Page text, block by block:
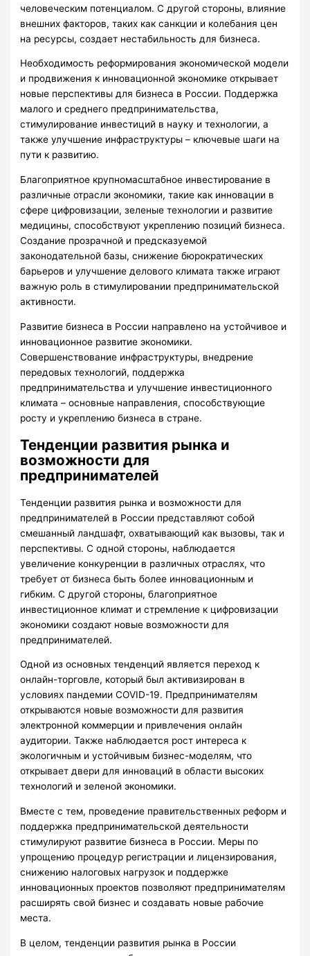
человеческим потенциалом. С другой стороны, влияние
внешних факторов, таких как санкции и колебания цен
на ресурсы, создает нестабильность для бизнеса.
Необходимость реформирования экономической модели
и продвижения к инновационной экономике открывает
новые перспективы для бизнеса в России. Поддержка
малого и среднего предпринимательства,
стимулирование инвестиций в науку и технологии, а
также улучшение инфраструктуры – ключевые шаги на
пути к развитию.
Благоприятное крупномасштабное инвестирование в
различные отрасли экономики, такие как инновации в
сфере цифровизации, зеленые технологии и развитие
медицины, способствуют укреплению позиций бизнеса.
Создание прозрачной и предсказуемой
законодательной базы, снижение бюрократических
барьеров и улучшение делового климата также играют
важную роль в стимулировании предпринимательской
активности.
Развитие бизнеса в России направлено на устойчивое и
инновационное развитие экономики.
Совершенствование инфраструктуры, внедрение
передовых технологий, поддержка
предпринимательства и улучшение инвестиционного
климата – основные направления, способствующие
росту и укреплению бизнеса в стране.
Тенденции развития рынка и
возможности для
предпринимателей
Тенденции развития рынка и возможности для
предпринимателей в России представляют собой
смешанный ландшафт, охватывающий как вызовы, так и
перспективы. С одной стороны, наблюдается
увеличение конкуренции в различных отраслях, что
требует от бизнеса быть более инновационным и
гибким. С другой стороны, благоприятное
инвестиционное климат и стремление к цифровизации
экономики создают новые возможности для
предпринимателей.
Одной из основных тенденций является переход к
онлайн-торговле, который был активизирован в
условиях пандемии COVID-19. Предпринимателям
открываются новые возможности для развития
электронной коммерции и привлечения онлайн
аудитории. Также наблюдается рост интереса к
экологичным и устойчивым бизнес-моделям, что
открывает двери для инноваций в области высоких
технологий и зеленой экономики.
Вместе с тем, проведение правительственных реформ и
поддержка предпринимательской деятельности
стимулируют развитие бизнеса в России. Меры по
упрощению процедур регистрации и лицензирования,
снижению налоговых нагрузок и поддержке
инновационных проектов позволяют предпринимателям
расширять свой бизнес и создавать новые рабочие
места.
В целом, тенденции развития рынка в России